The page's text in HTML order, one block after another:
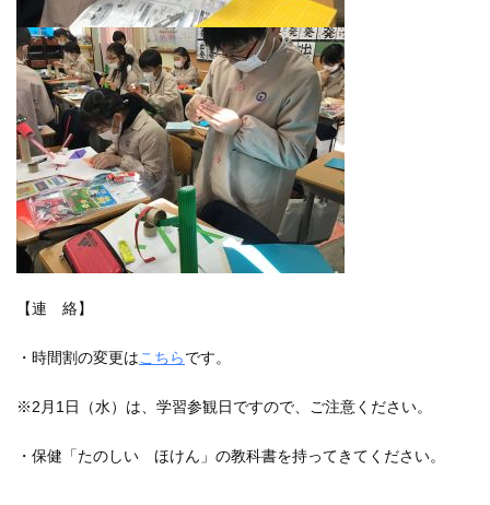
【連 絡】
・時間割の変更はこちらです。
※2月1日（水）は、学習参観日ですので、ご注意ください。
・保健「たのしい ほけん」の教科書を持ってきてください。